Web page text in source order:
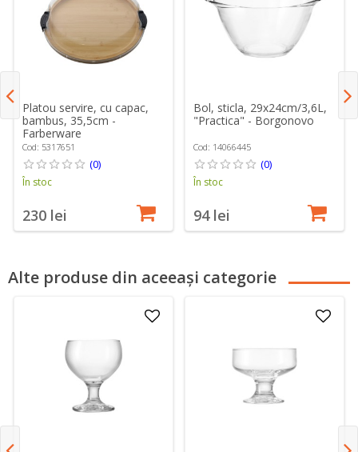
Platou servire, cu capac,
bambus, 35,5cm -
Farberware
Cod: 5317651
(0)
În stoc
230 lei
Bol, sticla, 29x24cm/3,6L,
"Practica" - Borgonovo
Cod: 14066445
(0)
În stoc
94 lei
Alte produse din aceeași categorie